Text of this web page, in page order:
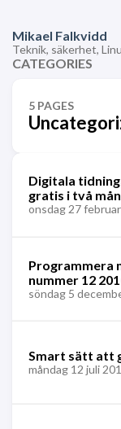
Mikael Falkvidd
Teknik, säkerhet,
CATEGORIES
5 PAGES
Digitala
gratis i två
onsdag 27
Programmera
nummer 12
söndag 5
Smart sätt att
måndag 12 juli